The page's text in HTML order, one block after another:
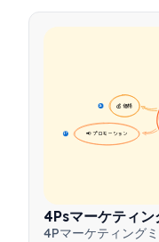
💰 価格
16
📢 プロモーション
17
4Psマーケティ
4Pマーケティング